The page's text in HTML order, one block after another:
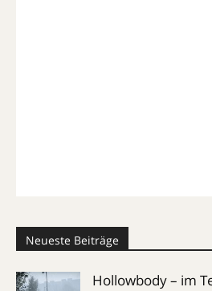
Neueste Beiträge
Hollowbody – im